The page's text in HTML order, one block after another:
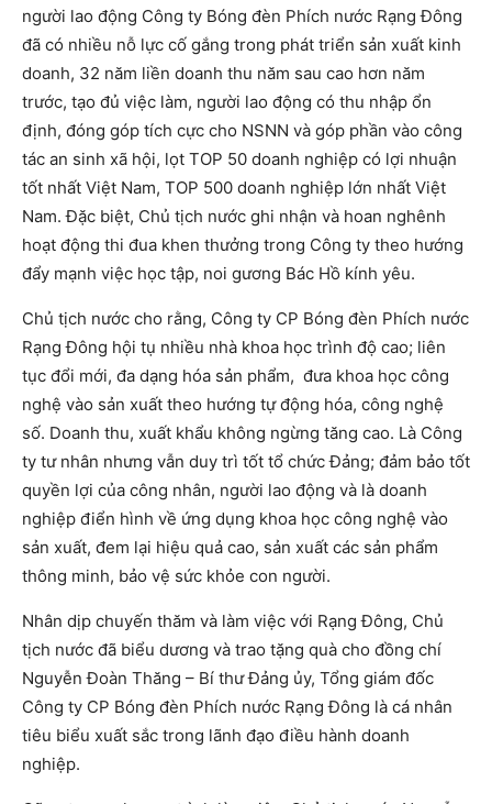
người lao động Công ty Bóng đèn Phích nước Rạng Đông
đã có nhiều nỗ lực cố gắng trong phát triển sản xuất kinh
doanh, 32 năm liền doanh thu năm sau cao hơn năm
trước, tạo đủ việc làm, người lao động có thu nhập ổn
định, đóng góp tích cực cho NSNN và góp phần vào công
tác an sinh xã hội, lọt TOP 50 doanh nghiệp có lợi nhuận
tốt nhất Việt Nam, TOP 500 doanh nghiệp lớn nhất Việt
Nam. Đặc biệt, Chủ tịch nước ghi nhận và hoan nghênh
hoạt động thi đua khen thưởng trong Công ty theo hướng
đẩy mạnh việc học tập, noi gương Bác Hồ kính yêu.
Chủ tịch nước cho rằng, Công ty CP Bóng đèn Phích nước
Rạng Đông hội tụ nhiều nhà khoa học trình độ cao; liên
tục đổi mới, đa dạng hóa sản phẩm, đưa khoa học công
nghệ vào sản xuất theo hướng tự động hóa, công nghệ
số. Doanh thu, xuất khẩu không ngừng tăng cao. Là Công
ty tư nhân nhưng vẫn duy trì tốt tổ chức Đảng; đảm bảo tốt
quyền lợi của công nhân, người lao động và là doanh
nghiệp điển hình về ứng dụng khoa học công nghệ vào
sản xuất, đem lại hiệu quả cao, sản xuất các sản phẩm
thông minh, bảo vệ sức khỏe con người.
Nhân dịp chuyến thăm và làm việc với Rạng Đông, Chủ
tịch nước đã biểu dương và trao tặng quà cho đồng chí
Nguyễn Đoàn Thăng – Bí thư Đảng ủy, Tổng giám đốc
Công ty CP Bóng đèn Phích nước Rạng Đông là cá nhân
tiêu biểu xuất sắc trong lãnh đạo điều hành doanh
nghiệp.